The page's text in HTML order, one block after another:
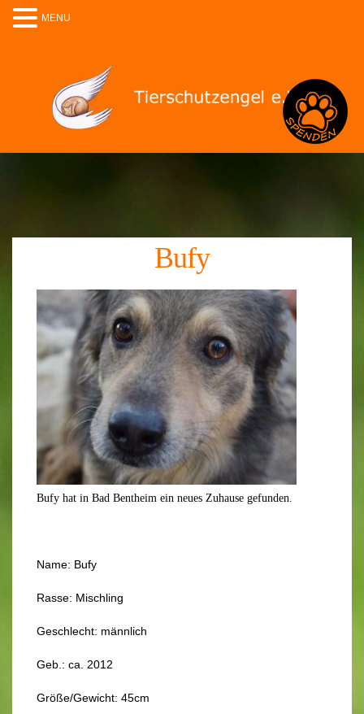
Bufy
Bufy hat in Bad Bentheim ein neues Zuhause gefunden.
Name: Bufy
Rasse: Mischling
Geschlecht: männlich
Geb.: ca. 2012
Größe/Gewicht: 45cm
MENU